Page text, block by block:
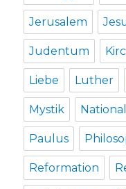
Jerusalem
Judentum
Liebe Luther
Mystik
Paulus
Reformation